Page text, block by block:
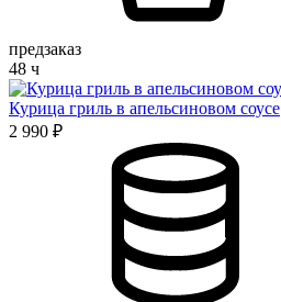
предзаказ
48 ч
Курица гриль в апельсиновом соусе
2 990 ₽